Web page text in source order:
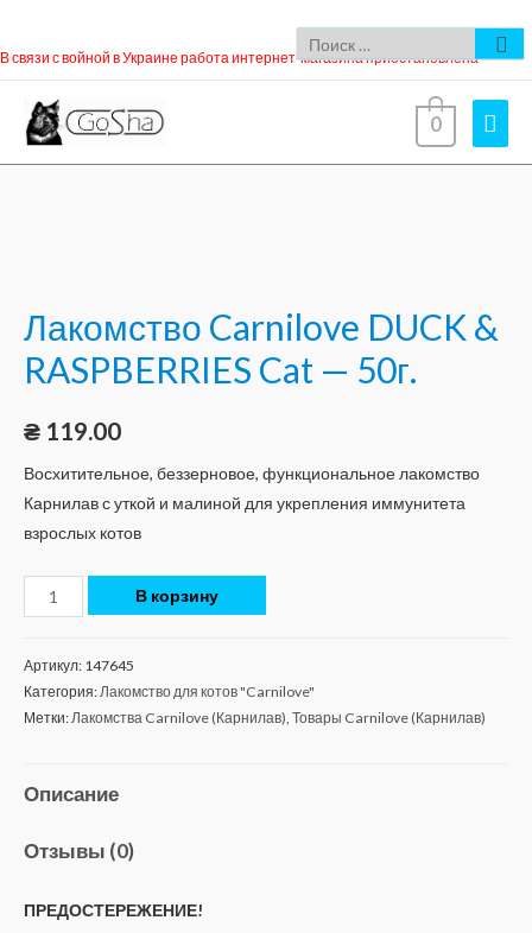
В связи с войной в Украине работа интернет-магазина приостановлена
0
Лакомство Carnilove DUCK &
RASPBERRIES Cat — 50г.
₴ 119.00
Восхитительное, беззерновое, функциональное лакомство
Карнилав с уткой и малиной для укрепления иммунитета
взрослых котов
В корзину
Артикул: 147645
Категория: Лакомство для котов "Carnilove"
Метки: Лакомства Carnilove (Карнилав) Товары Carnilove (Карнилав)
Описание
Отзывы (0)
ПРЕДОСТЕРЕЖЕНИЕ!